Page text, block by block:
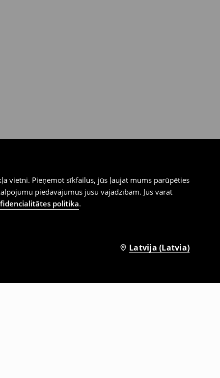
vietni. Pieņemot sīkfailus, jūs ļaujat mums parūpēties
piedāvājumus jūsu vajadzībām. Jūs varat
politika.
Latvija (Latvia)